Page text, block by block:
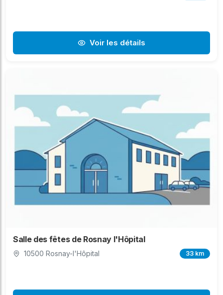
Voir les détails
Salle des fêtes de Rosnay l'Hôpital
10500 Rosnay-l'Hôpital 33 km